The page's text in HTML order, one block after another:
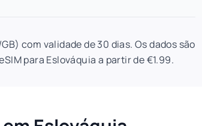
com validade de 30 dias. Os dados são
para Eslováquia a partir de €1.99.